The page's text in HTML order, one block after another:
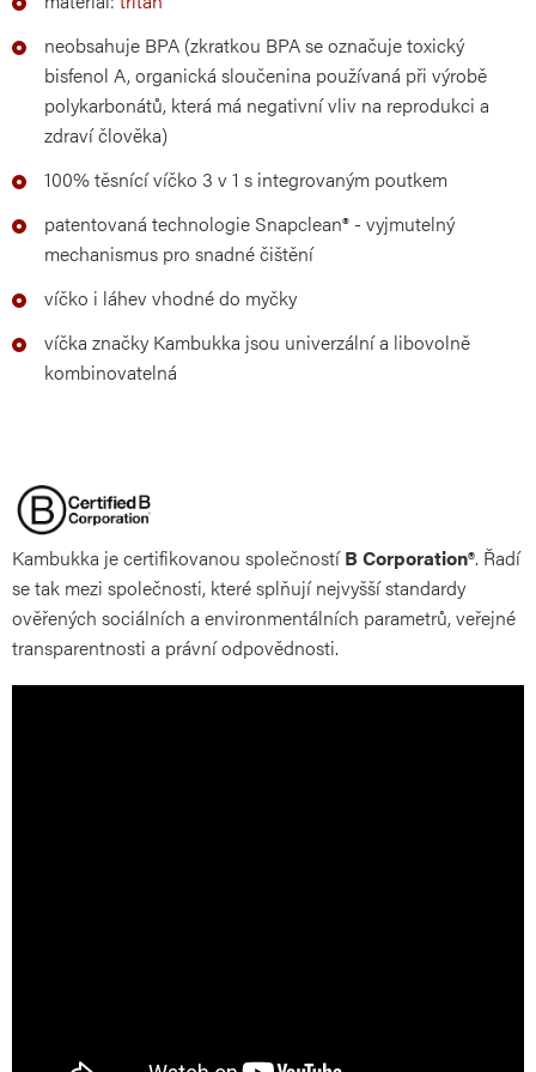
neobsahuje BPA (zkratkou BPA se označuje toxický
bisfenol A, organická sloučenina používaná při výrobě
polykarbonátů, která má negativní vliv na reprodukci a
zdraví člověka)
100% těsnící víčko 3 v 1 s integrovaným poutkem
patentovaná technologie Snapclean® - vyjmutelný
mechanismus pro snadné čištění
víčko i láhev vhodné do myčky
víčka značky Kambukka jsou univerzální a libovolně
kombinovatelná
Kambukka je certifikovanou společnostíB Corporation®. Řadí
se tak mezi společnosti, které splňují nejvyšší standardy
ověřených sociálních a environmentálních parametrů, veřejné
transparentnosti a právní odpovědnosti.